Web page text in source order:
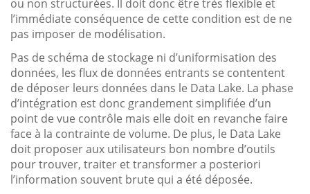
ou non structurées. Il doit donc être très flexible et
l’immédiate conséquence de cette condition est de ne
pas imposer de modélisation.
Pas de schéma de stockage ni d’uniformisation des
données, les flux de données entrants se contentent
de déposer leurs données dans le Data Lake. La phase
d’intégration est donc grandement simplifiée d’un
point de vue contrôle mais elle doit en revanche faire
face à la contrainte de volume. De plus, le Data Lake
doit proposer aux utilisateurs bon nombre d’outils
pour trouver, traiter et transformer a posteriori
l’information souvent brute qui a été déposée.